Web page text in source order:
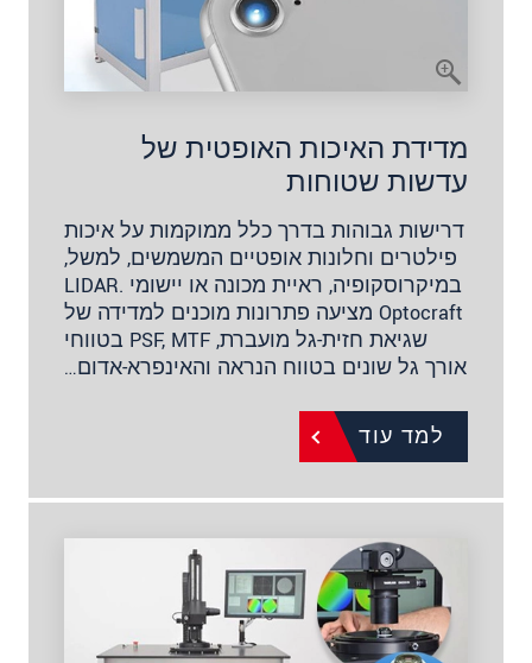
מדידת האיכות האופטית של
עדשות שטוחות
דרישות גבוהות בדרך כלל ממוקמות על איכות
פילטרים וחלונות אופטיים המשמשים, למשל,
במיקרוסקופיה, ראיית מכונה או יישומי LIDAR.
Optocraft מציעה פתרונות מוכנים למדידה של
שגיאת חזית-גל מועברת, PSF, MTF בטווחי
אורך גל שונים בטווח הנראה והאינפרא-אדום…
למד עוד